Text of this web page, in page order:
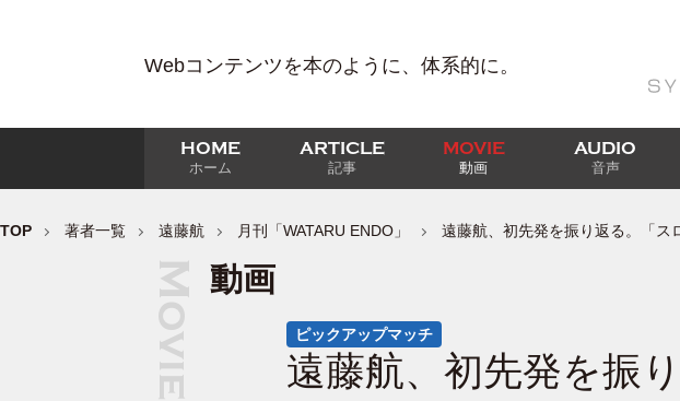
Webコンテンツを本のように、体系的に。
HOME
ホーム
ARTICLE
記事
MOVIE
動画
AUDIO
音声
TOP 著者一覧 遠藤航 月刊「WATARU ENDO」 遠藤航、初先発を振り返る。「ス
動画
ピックアップマッチ
遠藤航、初先発を振